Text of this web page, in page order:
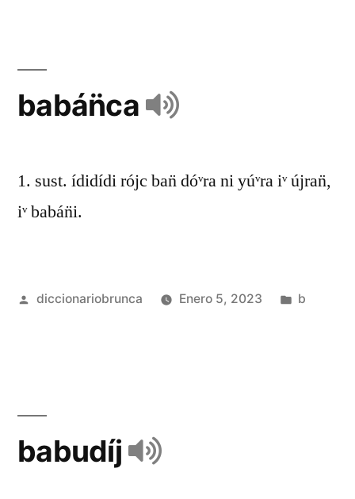
babán̈ca
1. sust. ídidídi rójc ban̈ dóᵛra ni yúᵛra iᵛ újran̈,
iᵛ babán̈i.
diccionariobrunca Enero 5, 2023 b
babudíj